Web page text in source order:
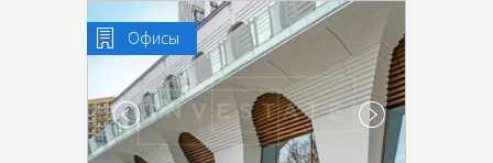
Офисы